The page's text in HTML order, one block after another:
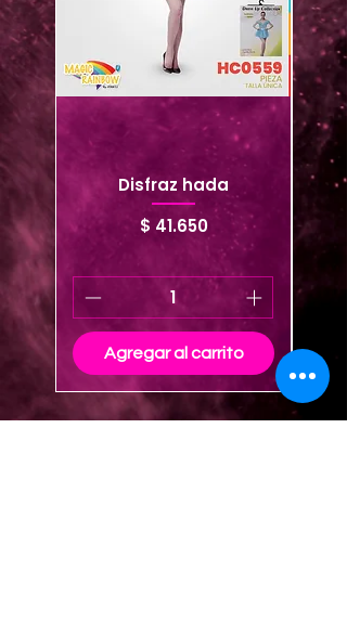
Disfraz hada
Precio
$ 41.650
Agregar al carrito